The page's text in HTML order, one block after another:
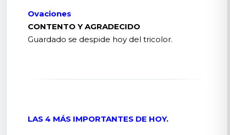
Ovaciones
CONTENTO Y AGRADECIDO
Guardado se despide hoy del tricolor.
LAS 4 MÁS IMPORTANTES DE HOY.